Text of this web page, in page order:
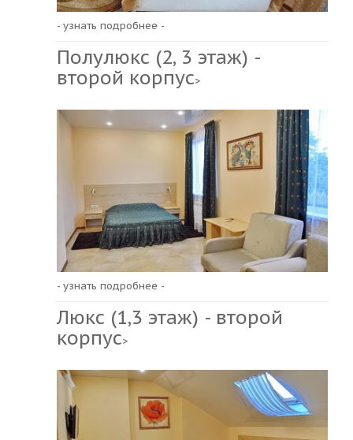
- узнать подробнее -
Полулюкс (2, 3 этаж) -
второй корпус>
- узнать подробнее -
Люкс (1,3 этаж) - второй
корпус>